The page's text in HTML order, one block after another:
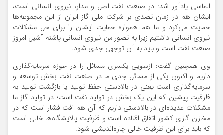
الماسی یادآور شد: در صنعت نفت اصل و مدار، نیروی انسانی است،
ایشان هم در زمان تصدی بر شرکت ملی گاز ایران از این مجموعه‌ها
حمایت می‌کرد و ما هم همواره حمایت ایشان را برای حل مشکلات
نیروی انسانی داشتیم زیرا به تصور من نیروی انسانی پاشنه آشیل امروز
صنعت نفت است و باید به آن توجهی جدی شود.
وی همچنین گفت: ازسویی یکسری مسائل را در حوزه سرمایه‌گذاری
داریم و اکنون یکی از مسائل جدی ما در صنعت نفت بخش توسعه و
سرمایه‌گذاری است یعنی در بالادستی حفظ تولید یا بازگشت تولید به
ظرفیت پیشین که این یک بخش در تولید نفت است؛ در تولید گاز ما
مشکلات عدیده‌ای در بالادستی داریم که آن هم افت فشار است که در
مخازن گازی کشور اتفاق افتاده است و ظرفیت پالایشگاه‌ها خالی است
که باید برای این ظرفیت خالی چاره‌اندیشی شود.